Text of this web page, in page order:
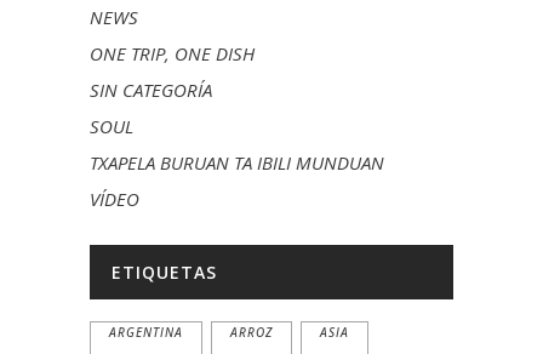
NEWS
ONE TRIP, ONE DISH
SIN CATEGORÍA
SOUL
TXAPELA BURUAN TA IBILI MUNDUAN
VÍDEO
ETIQUETAS
ARGENTINA ARROZ ASIA